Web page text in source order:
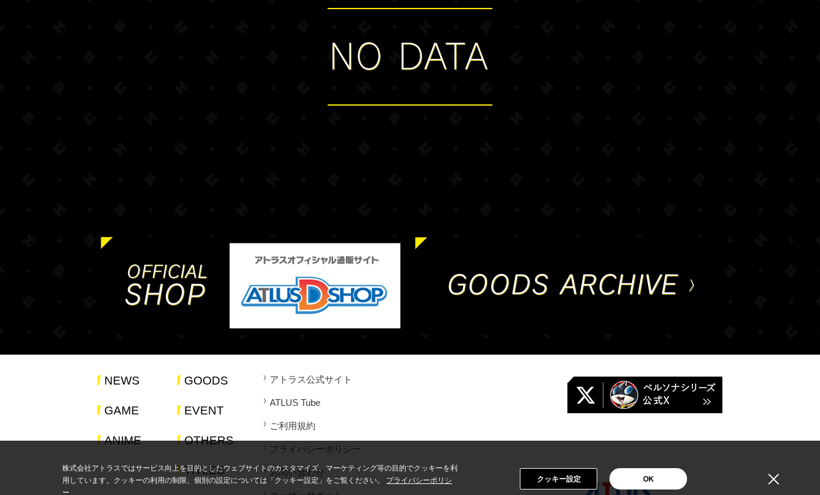
NEWS
GAME
ANIME
GOODS
EVENT
OTHERS
TITLES
アトラス公式サイト
ATLUS Tube
ご利用規約
プライバシーポリシー
お問い合わせ
株式会社アトラスではサービス向上を目的としたウェブサイトのカスタマイズ、マーケティング等の目的でクッキーを利
用しています。クッキーの利用の制限、個別の設定については「クッキー設定」をご覧ください。 プライバシーポリシ
ー
クッキー設定 OK